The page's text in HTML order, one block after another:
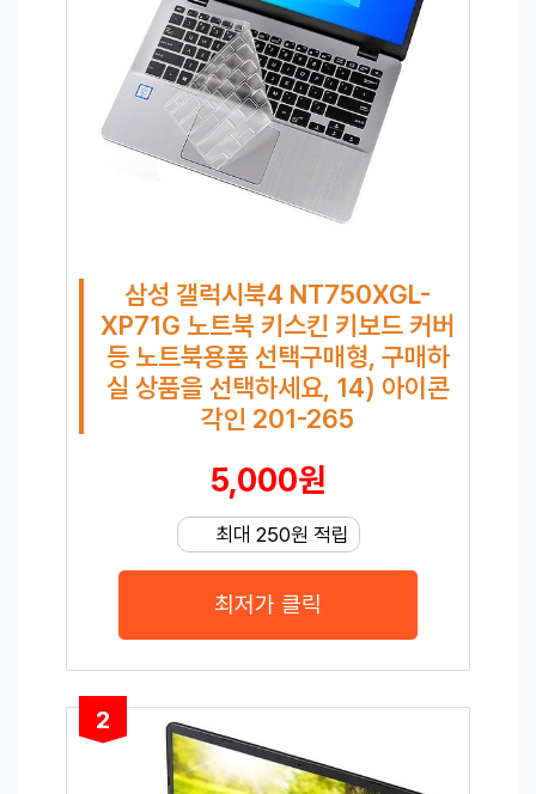
삼성 갤럭시북4 NT750XGL-
XP71G 노트북 키스킨 키보드 커버
등 노트북용품 선택구매형, 구매하
실 상품을 선택하세요, 14) 아이콘
각인 201-265
5,000원
최대 250원 적립
최저가 클릭
2